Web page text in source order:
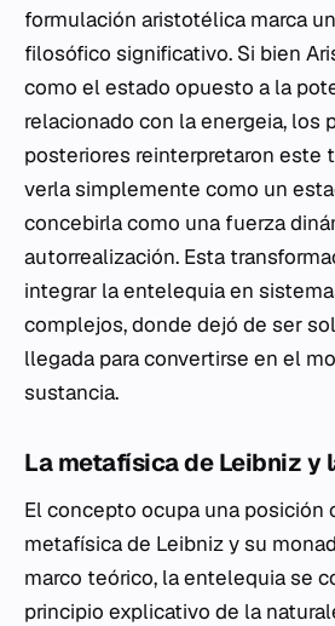
formulación aristotélica marca
filosófico significativo. Si bien
como el estado opuesto a la
relacionado con la energeia, los
posteriores reinterpretaron este
verla simplemente como un
concebirla como una fuerza
autorrealización. Esta
integrar la entelequia en
complejos, donde dejó de ser
llegada para convertirse en el
sustancia.
La metafísica de Leibniz y
El concepto ocupa una posición
metafísica de Leibniz y su
marco teórico, la entelequia se
principio explicativo de la